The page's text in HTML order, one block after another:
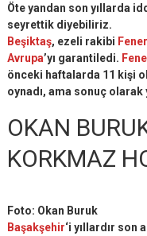
Öte yandan son yıllarda
seyrettik diyebiliriz.
Beşiktaş, ezeli rakibi
Avrupa’yı garantiledi.
önceki haftalarda 11 kişi
oynadı, ama sonuç olarak
OKAN
KORKMAZ
Foto: Okan Buruk
Başakşehir‘i yıllardır